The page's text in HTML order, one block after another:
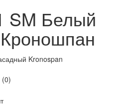
SM Белый
(0)